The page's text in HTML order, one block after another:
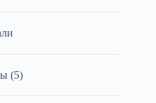
(5)